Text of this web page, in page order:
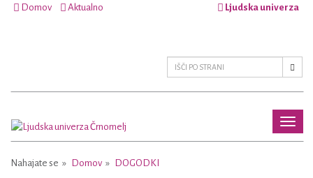
Domov Aktualno Ljudska univerza
Nahajate se Domov DOGODKI